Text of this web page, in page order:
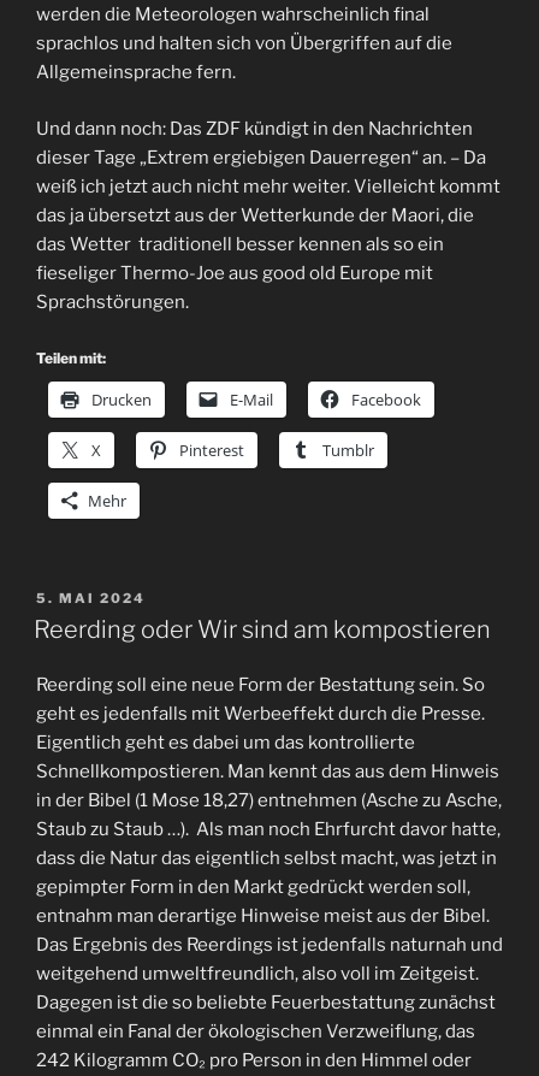
werden die Meteorologen wahrscheinlich final
sprachlos und halten sich von Übergriffen auf die
Allgemeinsprache fern.
Und dann noch: Das ZDF kündigt in den Nachrichten
dieser Tage „Extrem ergiebigen Dauerregen“ an. – Da
weiß ich jetzt auch nicht mehr weiter. Vielleicht kommt
das ja übersetzt aus der Wetterkunde der Maori, die
das Wetter traditionell besser kennen als so ein
fieseliger Thermo-Joe aus good old Europe mit
Sprachstörungen.
Teilen mit:
Drucken E-Mail Facebook
X Pinterest Tumblr
Mehr
VERÖFFENTLICHT
AM
5. MAI 2024
Reerding oder Wir sind am kompostieren
Reerding soll eine neue Form der Bestattung sein. So
geht es jedenfalls mit Werbeeffekt durch die Presse.
Eigentlich geht es dabei um das kontrollierte
Schnellkompostieren. Man kennt das aus dem Hinweis
in der Bibel (1 Mose 18,27) entnehmen (Asche zu Asche,
Staub zu Staub …). Als man noch Ehrfurcht davor hatte,
dass die Natur das eigentlich selbst macht, was jetzt in
gepimpter Form in den Markt gedrückt werden soll,
entnahm man derartige Hinweise meist aus der Bibel.
Das Ergebnis des Reerdings ist jedenfalls naturnah und
weitgehend umweltfreundlich, also voll im Zeitgeist.
Dagegen ist die so beliebte Feuerbestattung zunächst
einmal ein Fanal der ökologischen Verzweiflung, das
242 Kilogramm CO₂ pro Person in den Himmel oder